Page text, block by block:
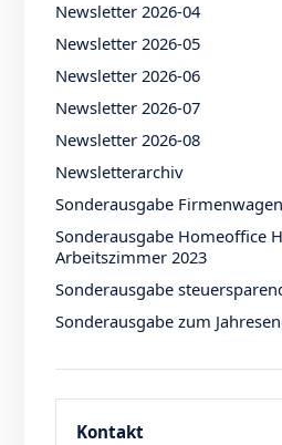
Newsletter 2026-04
Newsletter 2026-05
Newsletter 2026-06
Newsletter 2026-07
Newsletter 2026-08
Newsletterarchiv
Sonderausgabe
Sonderausgabe Homeoffice
Arbeitszimmer 2023
Sonderausgabe
Sonderausgabe zum
Kontakt